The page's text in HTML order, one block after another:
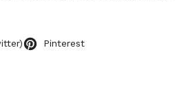
Pinterest